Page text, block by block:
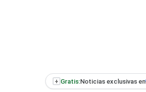
+ Gratis:Noticias exclusivas en